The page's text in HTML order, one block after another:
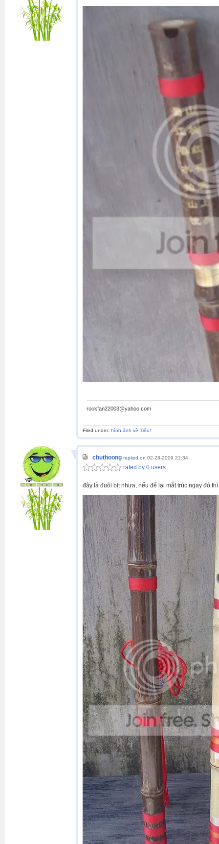
rockfan22003@yahoo.com
Filed under: hình ảnh về Tiêu!
chuthoong replied on 02-28-2009 21:34
rated by 0 users
đây là đuôi bịt nhựa, nếu để lại mắt trúc ngay đó